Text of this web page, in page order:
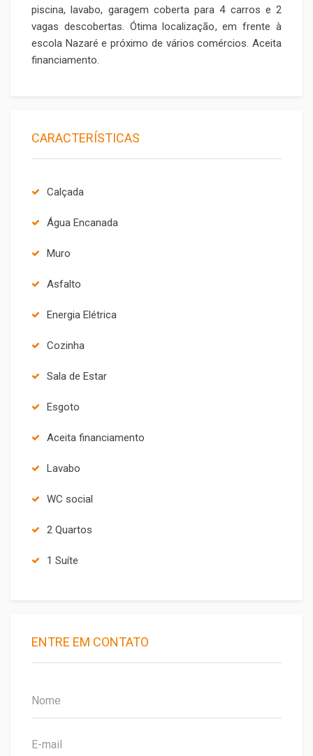
piscina, lavabo, garagem coberta para 4 carros e 2
vagas descobertas. Ótima localização, em frente à
escola Nazaré e próximo de vários comércios. Aceita
financiamento.
CARACTERÍSTICAS
Calçada
Água Encanada
Muro
Asfalto
Energia Elétrica
Cozinha
Sala de Estar
Esgoto
Aceita financiamento
Lavabo
WC social
2 Quartos
1 Suíte
ENTRE EM CONTATO